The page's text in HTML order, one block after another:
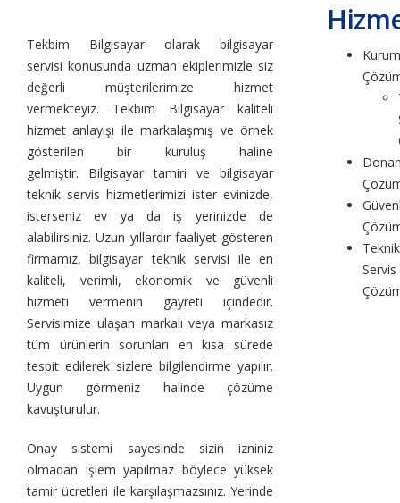
Tekbim Bilgisayar olarak bilgisayar
servisi konusunda uzman ekiplerimizle siz
değerli müşterilerimize hizmet
vermekteyiz. Tekbim Bilgisayar kaliteli
hizmet anlayışı ile markalaşmış ve örnek
gösterilen bir kuruluş haline
gelmiştir. Bilgisayar tamiri ve bilgisayar
teknik servis hizmetlerimizi ister evinizde,
isterseniz ev ya da iş yerinizde de
alabilirsiniz. Uzun yıllardır faaliyet gösteren
firmamız, bilgisayar teknik servisi ile en
kaliteli, verimli, ekonomik ve güvenli
hizmeti vermenin gayreti içindedir.
Servisimize ulaşan markalı veya markasız
tüm ürünlerin sorunları en kısa sürede
tespit edilerek sizlere bilgilendirme yapılır.
Uygun görmeniz halinde çözüme
kavuşturulur.
Onay sistemi sayesinde sizin izniniz
olmadan işlem yapılmaz böylece yüksek
tamir ücretleri ile karşılaşmazsınız. Yerinde
Teknik
Servis